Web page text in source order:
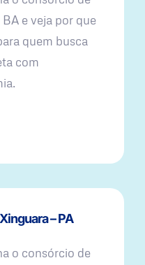
e veja por que
quem busca
com
– PA
o consórcio de